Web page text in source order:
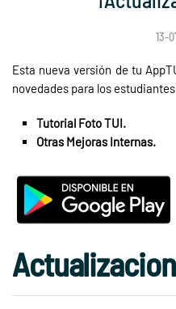
13-
Esta nueva versión de tu
novedades para los
Tutorial Foto TUI.
Otras Mejoras Internas.